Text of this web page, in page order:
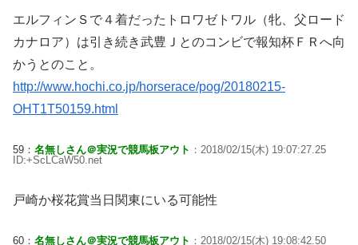
エルフィンＳで４着だったトロワゼトワル（牝、父ロード
カナロア）は引き続き武豊Ｊとのコンビで報知杯ＦＲへ向
かうとのこと。
http://www.hochi.co.jp/horserace/pog/20180215-
OHT1T50159.html
59： 名無しさん＠実況で競馬板アウト ：2018/02/15(木) 19:07:27.25
ID:+ScLCaW50.net
戸崎か桜花賞当日関東にいる可能性
60： 名無しさん＠実況で競馬板アウト ：2018/02/15(木) 19:08:42.50